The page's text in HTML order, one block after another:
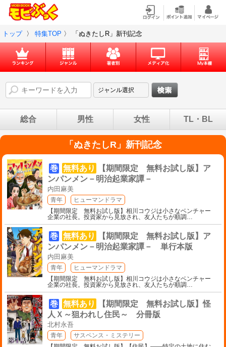
トップ 〉 特集TOP 〉 「ぬきたしR」新刊記念
総合 男性 女性 TL・BL
「ぬきたしR」新刊記念
巻 無料あり
【期間限定 無料お試し版】ア
ンパンメン－明治起業家譚－
内田麻美
青年
ヒューマンドラマ
【期間限定 無料お試し版】相川コウジは小さなベンチャー
企業の社長。投資家から見放され、友人たちが順調
巻 無料あり
【期間限定 無料お試し版】ア
ンパンメン－明治起業家譚－ 単行本版
内田麻美
青年
ヒューマンドラマ
【期間限定 無料お試し版】相川コウジは小さなベンチャー
企業の社長。投資家から見放され、友人たちが順調
巻 無料あり
【期間限定 無料お試し版】怪
人Ｘ～狙われし住民～ 分冊版
北村永吾
青年
サスペンス・ミステリー